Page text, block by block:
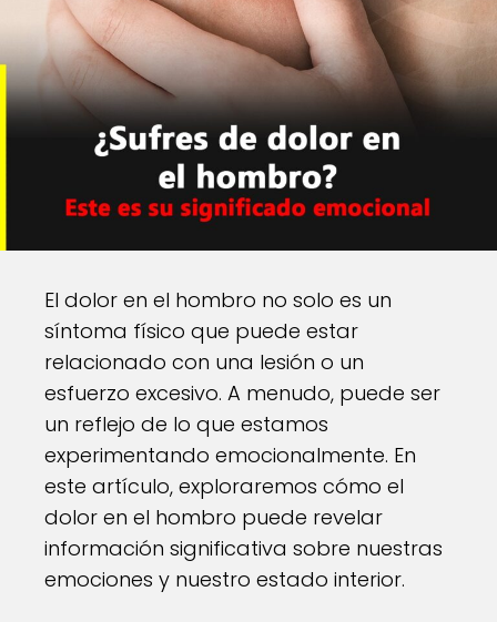
El dolor en el hombro no solo es un
síntoma físico que puede estar
relacionado con una lesión o un
esfuerzo excesivo. A menudo, puede ser
un reflejo de lo que estamos
experimentando emocionalmente. En
este artículo, exploraremos cómo el
dolor en el hombro puede revelar
información significativa sobre nuestras
emociones y nuestro estado interior.